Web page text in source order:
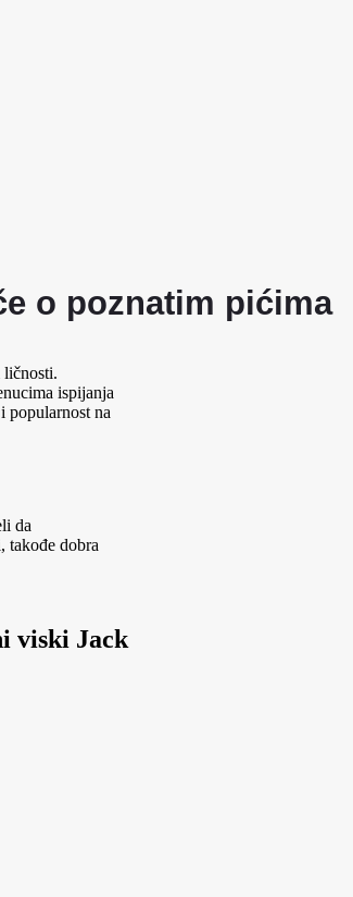
o poznatim pićima
ličnosti.
ispijanja
popularnost na
da
takođe dobra
viski Jack